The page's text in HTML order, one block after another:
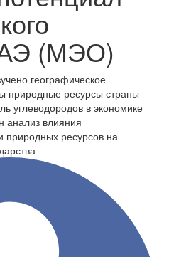
(МЭО)
географическое
природные ресурсы страны
углеводородов в экономике
анализ влияния
природных ресурсов на